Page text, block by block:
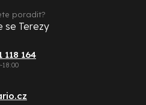
118 164
poradit?
se Terezy